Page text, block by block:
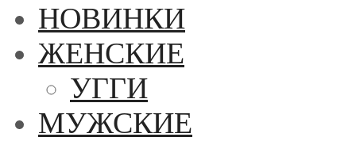
НОВИНКИ
ЖЕНСКИЕ
УГГИ
МУЖСКИЕ